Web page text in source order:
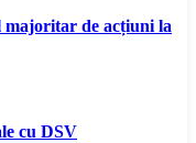
de acțiuni la
cu DSV